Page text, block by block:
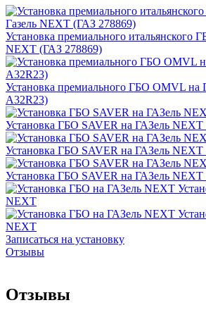
Установка премиального итальянского
NEXT (ГАЗ 278869)
Установка премиального ГБО OMVL на
А32R23)
Установка ГБО SAVER на ГАЗель NEXT
Установка ГБО SAVER на ГАЗель NEXT
Установка ГБО SAVER на ГАЗель
NEXT
NEXT
Записаться на установку
Отзывы
Отзывы